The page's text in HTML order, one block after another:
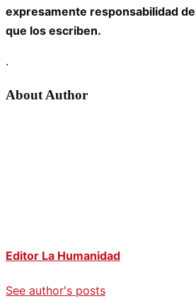
expresamente responsabilidad
que los escriben.
.
About Author
Editor La Humanidad
See author's posts